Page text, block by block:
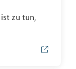
zu tun,